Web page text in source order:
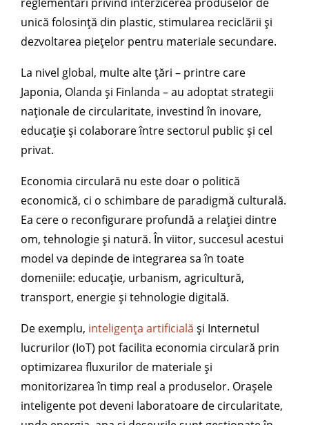
unică folosință din plastic, stimularea reciclării și
dezvoltarea piețelor pentru materiale secundare.
La nivel global, multe alte țări – printre care
Japonia, Olanda și Finlanda – au adoptat strategii
naționale de circularitate, investind în inovare,
educație și colaborare între sectorul public și cel
privat.
Economia circulară nu este doar o politică
economică, ci o schimbare de paradigmă culturală.
Ea cere o reconfigurare profundă a relației dintre
om, tehnologie și natură. În viitor, succesul acestui
model va depinde de integrarea sa în toate
domeniile: educație, urbanism, agricultură,
transport, energie și tehnologie digitală.
De exemplu, inteligența artificială și Internetul
lucrurilor (IoT) pot facilita economia circulară prin
optimizarea fluxurilor de materiale și
monitorizarea în timp real a produselor. Orașele
inteligente pot deveni laboratoare de circularitate,